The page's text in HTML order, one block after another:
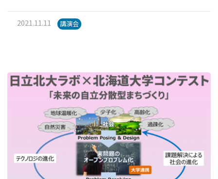
2021.11.11 講演会